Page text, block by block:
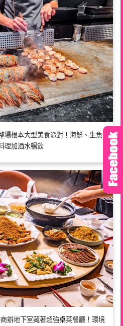
場根本大型美食派對！海鮮、生魚
理加酒水暢飲
辦地下室藏著超強桌菜餐廳！環境